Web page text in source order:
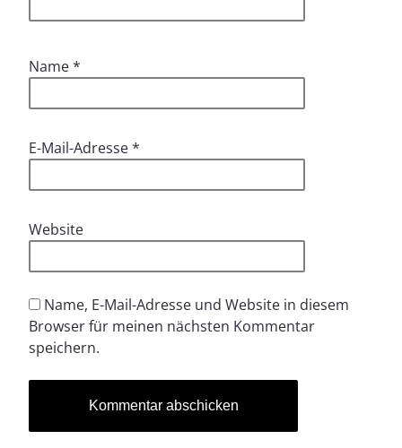
Name*
E-Mail-Adresse*
Website
Name, E-Mail-Adresse und Website in diesem
Browser für meinen nächsten Kommentar
speichern.